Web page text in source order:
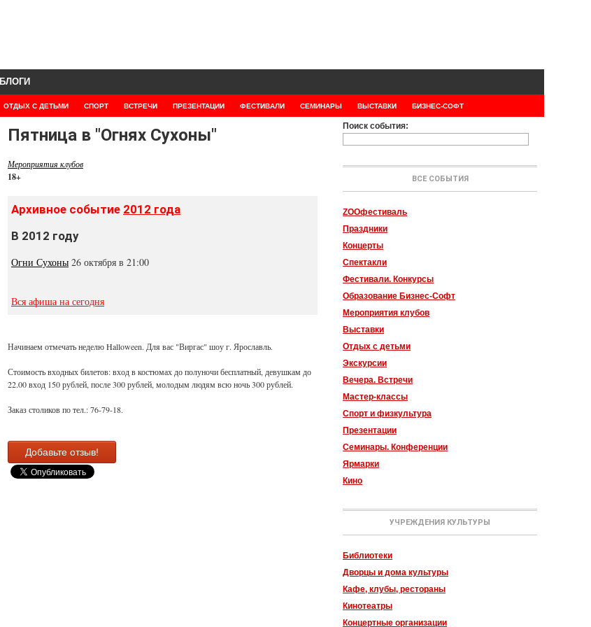
ОТДЫХ С ДЕТЬМИ СПОРТ ВСТРЕЧИ ПРЕЗЕНТАЦИИ ФЕСТИВАЛИ СЕМИНАРЫ ВЫСТАВКИ БИЗНЕС-СОФТ
БЛОГИ
Пятница в "Огнях Сухоны"
Мероприятия клубов
18+
Архивное событие 2012 года
В 2012 году
Огни Сухоны 26 октября в 21:00
Вся афиша на сегодня
Начинаем отмечать неделю Halloween. Для вас "Виргас" шоу г. Ярославль.
Стоимость входных билетов: вход в костюмах до полуночи бесплатный, девушкам до
22.00 вход 150 рублей, после 300 рублей, молодым людям всю ночь 300 рублей.
Заказ столиков по тел.: 76-79-18.
Добавьте отзыв!
Поиск события:
ВСЕ СОБЫТИЯ
ZOOфестиваль
Праздники
Концерты
Спектакли
Фестивали. Конкурсы
Образование Бизнес-Софт
Мероприятия клубов
Выставки
Отдых с детьми
Экскурсии
Вечера. Встречи
Мастер-классы
Спорт и физкультура
Презентации
Семинары. Конференции
Ярмарки
Кино
УЧРЕЖДЕНИЯ КУЛЬТУРЫ
Библиотеки
Дворцы и дома культуры
Кафе, клубы, рестораны
Кинотеатры
Концертные организации